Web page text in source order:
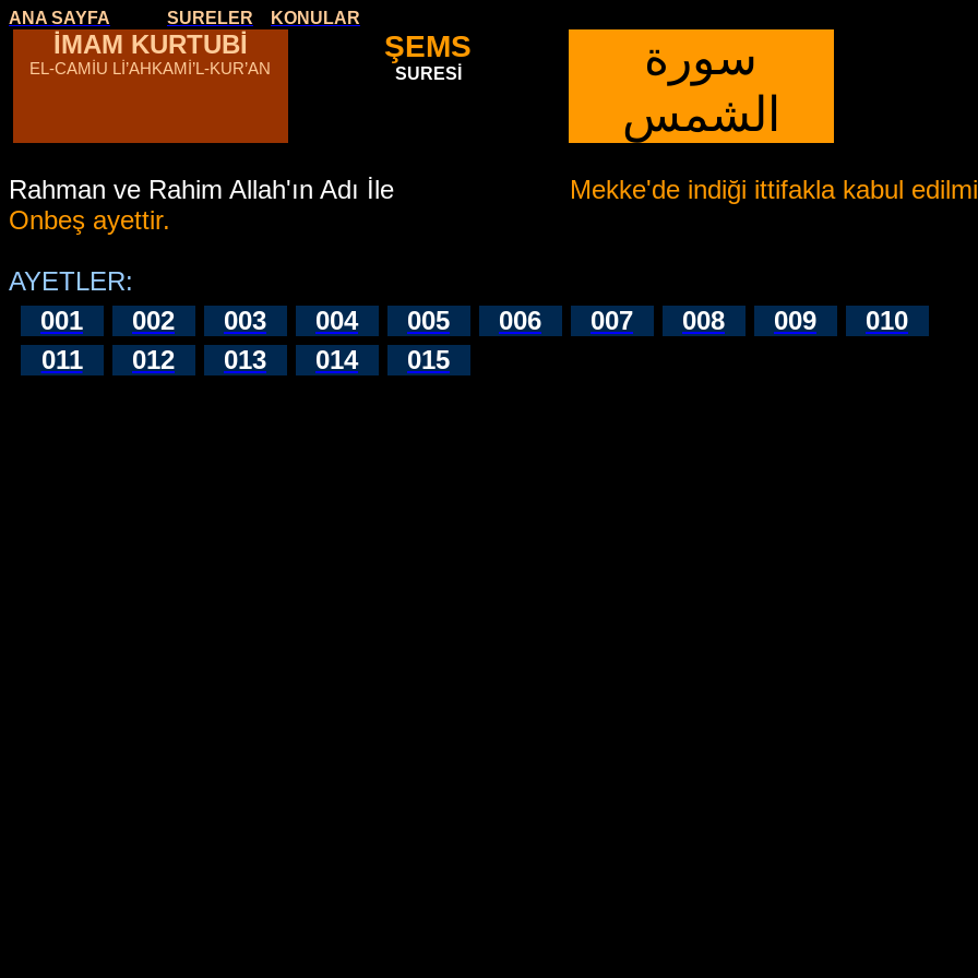
ANA SAYFA SURELER KONULAR
İMAM KURTUBİ
EL-CAMİU Lİ’AHKAMİ’L-KUR’AN
ŞEMS
SURESİ
سورة
الشمس
Rahman ve Rahim Allah'ın Adı İle
Mekke'de indiği ittifakla kabul
Onbeş ayettir.
AYETLER:
001
002 003 004 005 006 007 008 009
010
011
012 013 014 015